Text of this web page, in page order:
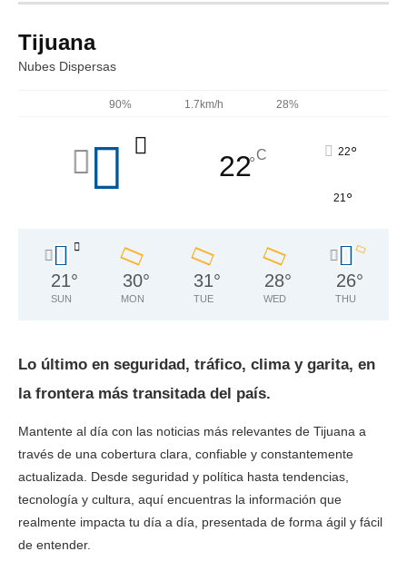
Tijuana
Nubes Dispersas
90% 1.7km/h 28%
22°C 22°
21°
21°
SUN
30°
MON
31°
TUE
28°
WED
26°
THU
Lo último en seguridad, tráfico, clima y garita, en
la frontera más transitada del país.
Mantente al día con las noticias más relevantes de Tijuana a
través de una cobertura clara, confiable y constantemente
actualizada. Desde seguridad y política hasta tendencias,
tecnología y cultura, aquí encuentras la información que
realmente impacta tu día a día, presentada de forma ágil y fácil
de entender.